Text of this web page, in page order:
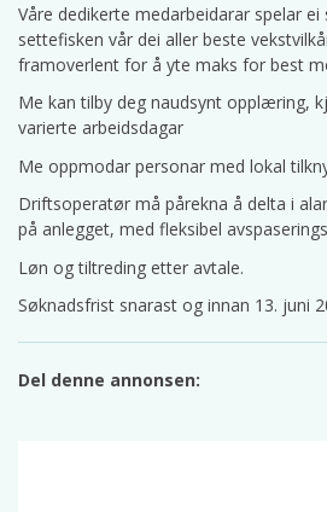
Våre dedikerte medarbeidarar spelar
settefisken vår dei aller beste
framoverlent for å yte maks for best
Me kan tilby deg naudsynt opplæring,
varierte arbeidsdagar
Me oppmodar personar med lokal
Driftsoperatør må pårekna å delta i
på anlegget, med fleksibel
Løn og tiltreding etter avtale.
Søknadsfrist snarast og innan 13. juni
Del denne annonsen: